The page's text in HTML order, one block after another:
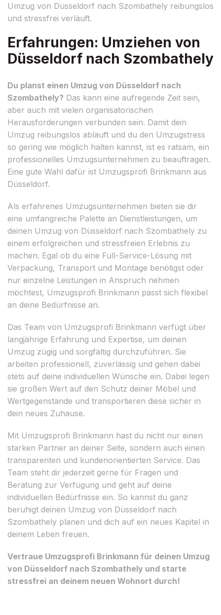
Umzug von Düsseldorf nach Szombathely reibungslos
und stressfrei verläuft.
Erfahrungen: Umziehen von
Düsseldorf nach Szombathely
Du planst einen Umzug von Düsseldorf nach
Szombathely? Das kann eine aufregende Zeit sein,
aber auch mit vielen organisatorischen
Herausforderungen verbunden sein. Damit dein
Umzug reibungslos abläuft und du den Umzugstress
so gering wie möglich halten kannst, ist es ratsam, ein
professionelles Umzugsunternehmen zu beauftragen.
Eine gute Wahl dafür ist Umzugsprofi Brinkmann aus
Düsseldorf.
Als erfahrenes Umzugsunternehmen bieten sie dir
eine umfangreiche Palette an Dienstleistungen, um
deinen Umzug von Düsseldorf nach Szombathely zu
einem erfolgreichen und stressfreien Erlebnis zu
machen. Egal ob du eine Full-Service-Lösung mit
Verpackung, Transport und Montage benötigst oder
nur einzelne Leistungen in Anspruch nehmen
möchtest, Umzugsprofi Brinkmann passt sich flexibel
an deine Bedürfnisse an.
Das Team von Umzugsprofi Brinkmann verfügt über
langjährige Erfahrung und Expertise, um deinen
Umzug zügig und sorgfältig durchzuführen. Sie
arbeiten professionell, zuverlässig und gehen dabei
stets auf deine individuellen Wünsche ein. Dabei legen
sie großen Wert auf den Schutz deiner Möbel und
Wertgegenstände und transportieren diese sicher in
dein neues Zuhause.
Mit Umzugsprofi Brinkmann hast du nicht nur einen
starken Partner an deiner Seite, sondern auch einen
transparenten und kundenorientierten Service. Das
Team steht dir jederzeit gerne für Fragen und
Beratung zur Verfügung und geht auf deine
individuellen Bedürfnisse ein. So kannst du ganz
beruhigt deinen Umzug von Düsseldorf nach
Szombathely planen und dich auf ein neues Kapitel in
deinem Leben freuen.
Vertraue Umzugsprofi Brinkmann für deinen Umzug
von Düsseldorf nach Szombathely und starte
stressfrei an deinem neuen Wohnort durch!